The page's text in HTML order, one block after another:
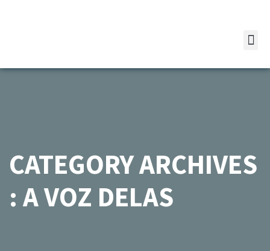
CATEGORY ARCHIVES
: A VOZ DELAS